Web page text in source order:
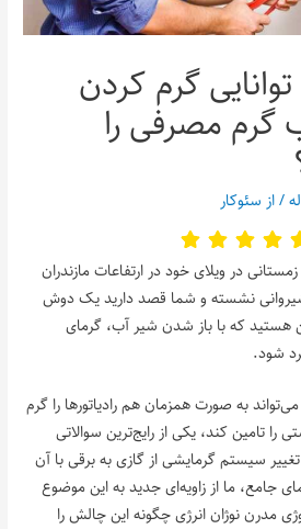
گرم کردن
گرم مصرفی را
/ از سئوکار
در ویلای خود در ارتفاعات مازندران
نشسته و شما قصد دارید یک دوش
هستید که با باز شدن شیر آب، گرمای
شود.
می‌تواند به صورت همزمان هم رادیاتورها را گرم
را تامین کند، یکی از رایج‌ترین سوالاتی
سیستم گرمایشی از گازی به برقی با آن
جامع، ما از زاویه‌ای جدید به این موضوع
مدرن نوژان انرژی چگونه این چالش را